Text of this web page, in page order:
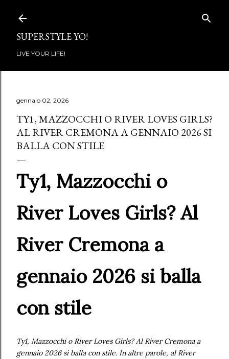
SUPERSTYLE YO!
LIVE YOUR LIFE!
gennaio 02, 2026
TY1, MAZZOCCHI O RIVER LOVES GIRLS?
AL RIVER CREMONA A GENNAIO 2026 SI
BALLA CON STILE
Ty1, Mazzocchi o
River Loves Girls? Al
River Cremona a
gennaio 2026 si balla
con stile
Ty1, Mazzocchi o River Loves Girls? Al River Cremona a
gennaio 2026 si balla con stile. In altre parole, al River